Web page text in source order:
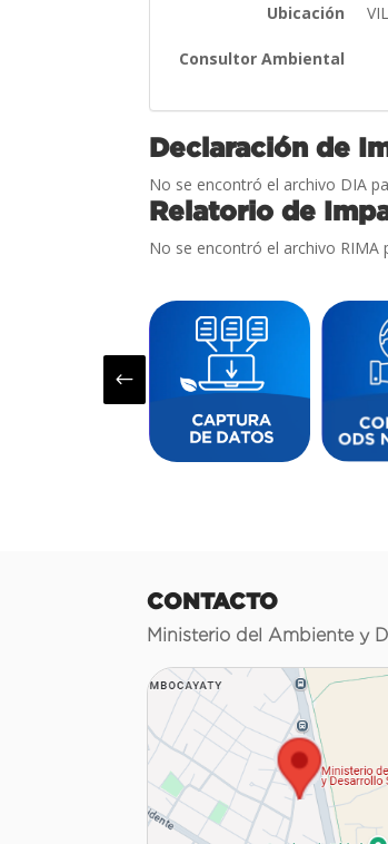
Ubicación
Consultor Ambiental
Declaración de
No se encontró el archivo DIA
Relatorio de
No se encontró el archivo RIMA
#
CONTACTO
Ministerio del Ambiente y